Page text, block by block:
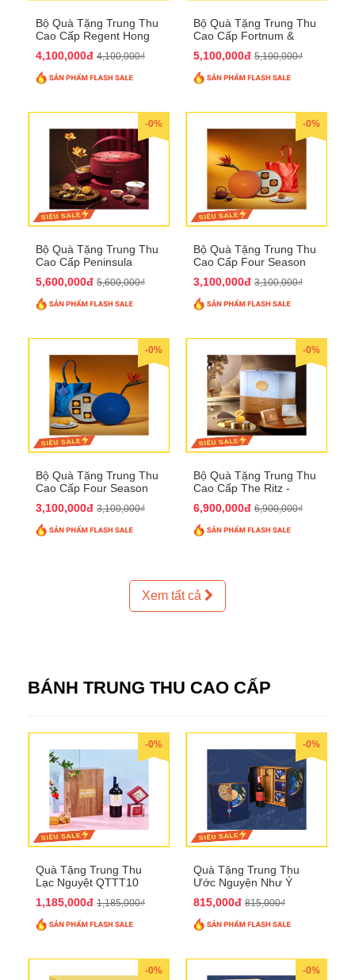
Bộ Quà Tặng Trung Thu
Cao Cấp Regent Hong
4,100,000đ 4,100,000₫
Bộ Quà Tặng Trung Thu
Cao Cấp Fortnum &
5,100,000đ 5,100,000₫
-0%
Bộ Quà Tặng Trung Thu
Cao Cấp Peninsula
5,600,000đ 5,600,000₫
-0%
Bộ Quà Tặng Trung Thu
Cao Cấp Four Season
3,100,000đ 3,100,000₫
-0%
Bộ Quà Tặng Trung Thu
Cao Cấp Four Season
3,100,000đ 3,100,000₫
-0%
Bộ Quà Tặng Trung Thu
Cao Cấp The Ritz -
6,900,000đ 6,900,000₫
Xem tất cả
BÁNH TRUNG THU CAO CẤP
-0%
Quà Tặng Trung Thu
Lạc Nguyệt QTTT10
1,185,000đ 1,185,000₫
-0%
Quà Tặng Trung Thu
Ước Nguyện Như Ý
815,000đ 815,000₫
-0% -0%